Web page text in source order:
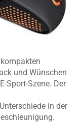
und Wünschen
Sport-Szene. Der
in der